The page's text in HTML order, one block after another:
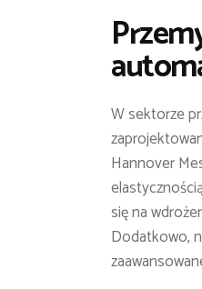
W sektorze
Hannover
się na
Dodatkowo,